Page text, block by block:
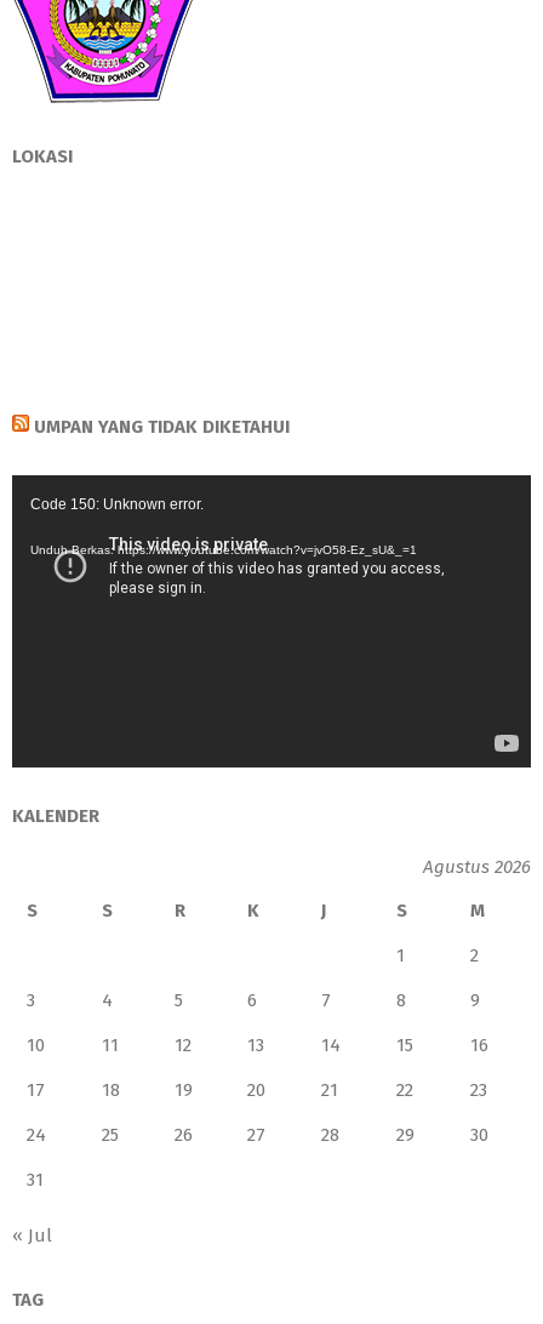
LOKASI
UMPAN YANG TIDAK DIKETAHUI
Code 150: Unknown error.
Unduh Berkas: https://www.youtube.com/watch?v=jvO58-Ez_sU&_=1
KALENDER
Agustus 2026
S
S R K J S M
1 2
3 4 5 6 7 8 9
10 11 12 13 14 15 16
17 18 19 20 21 22 23
24 25 26 27 28 29 30
31
« Jul
TAG